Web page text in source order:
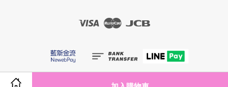
Visa Master